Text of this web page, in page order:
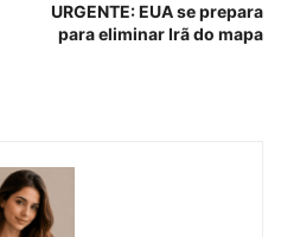
URGENTE: EUA se prepara
para eliminar Irã do mapa